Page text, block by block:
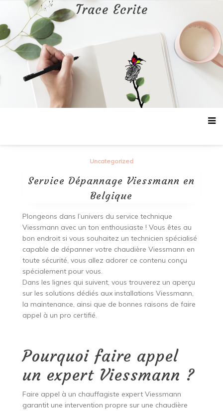
contenu
Trace Ecrite
Uncategorized
Service Dépannage Viessmann en
Belgique
Plongeons dans l’univers du service technique
Viessmann avec un ton enthousiaste ! Vous êtes au
bon endroit si vous souhaitez un technicien spécialisé
capable de dépanner votre chaudière Viessmann en
toute sécurité, vous allez adorer ce contenu conçu
spécialement pour vous.
Dans les lignes qui suivent, vous trouverez un aperçu
sur les solutions dédiés aux installations Viessmann,
la maintenance, ainsi que de bonnes raisons de faire
appel à un pro certifié.
Pourquoi faire appel
un expert Viessmann ?
Faire appel à un chauffagiste expert Viessmann
garantit une intervention propre sur une chaudière